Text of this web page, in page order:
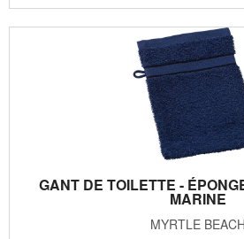
GANT DE TOILETTE -
MARINE
MYRTLE BEACH